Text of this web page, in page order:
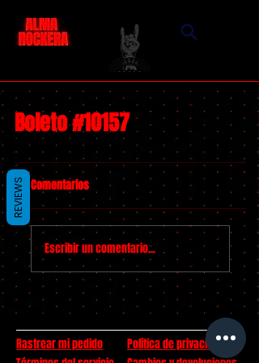
Boleto #10157
Comentarios
Escribir un comentario...
Rastrear mi pedido
Política de privacidad
REVIEWS